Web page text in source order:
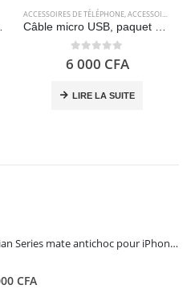
UGREEN
ACCESSOIRES DE TÉLÉPHONE,ACCESSOIRES POUR ORDINATEUR
Câble micro USB, paquet de 3 [2 Mètre] – GIANAC
0 out of 5
6 000 CFA
LIRE LA SUITE
Coque Guardian Series mate antichoc pour iPhone 15 Pro Max avec Magsafe Noir - Torras
CFA